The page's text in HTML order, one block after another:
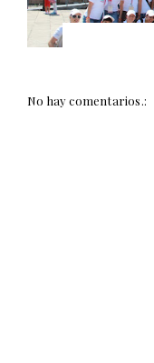
No hay comentarios.: